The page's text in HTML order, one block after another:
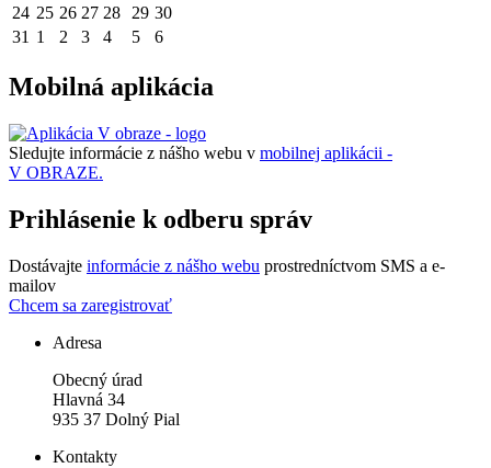
24 25 26 27 28 29 30
31 1 2 3 4 5 6
Mobilná aplikácia
Sledujte informácie z nášho webu v mobilnej aplikácii -
V OBRAZE.
Prihlásenie k odberu správ
Dostávajte informácie z nášho webu prostredníctvom SMS a e-
mailov
Chcem sa zaregistrovať
Adresa
Obecný úrad
Hlavná 34
935 37 Dolný Pial
Kontakty